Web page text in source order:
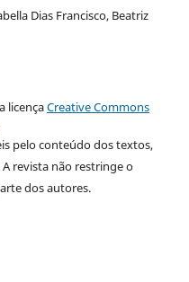
Dias Francisco, Beatriz
licençaCreative Commons
pelo conteúdo dos textos,
revista não restringe o
dos autores.